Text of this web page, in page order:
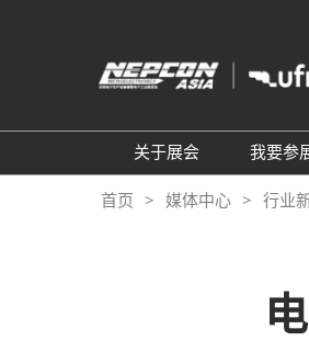
跳
转
容
关于展会
组织架构
我要参
参
观
首页 媒体中心 行业